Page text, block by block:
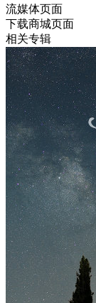
流媒体页面
下载商城页面
相关专辑